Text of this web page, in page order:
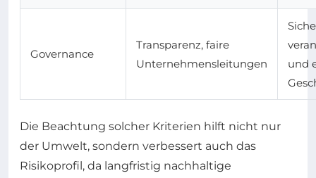
Governance
Transparenz, faire
Unternehmensleitungen
und
Die Beachtung solcher Kriterien hilft nicht nur
der Umwelt, sondern verbessert auch das
Risikoprofil, da langfristig nachhaltige